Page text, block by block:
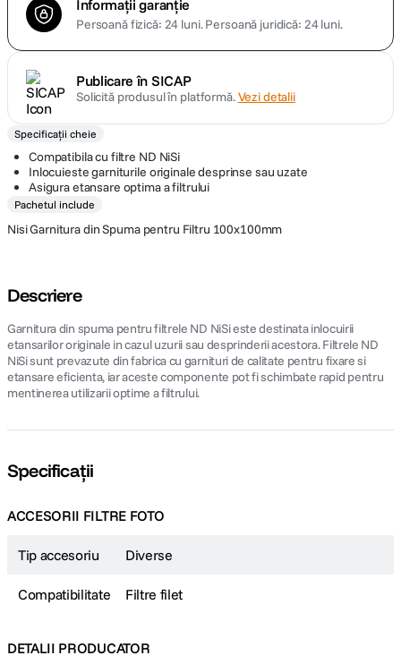
10. godox
Informații garanție
Persoană fizică: 24 luni.Persoană juridică: 24 luni.
Publicare în SICAP
Solicită produsul în platformă.Vezi detalii
Specificații cheie
Compatibila cu filtre ND NiSi
Inlocuieste garniturile originale desprinse sau uzate
Asigura etansare optima a filtrului
Pachetul include
Nisi Garnitura din Spuma pentru Filtru 100x100mm
Descriere
Garnitura din spuma pentru filtrele ND NiSi este destinata inlocuirii
etansarilor originale in cazul uzurii sau desprinderii acestora. Filtrele ND
NiSi sunt prevazute din fabrica cu garnituri de calitate pentru fixare si
etansare eficienta, iar aceste componente pot fi schimbate rapid pentru
mentinerea utilizarii optime a filtrului.
Specificații
ACCESORII FILTRE FOTO
Tip accesoriu Diverse
Compatibilitate Filtre filet
DETALII PRODUCATOR